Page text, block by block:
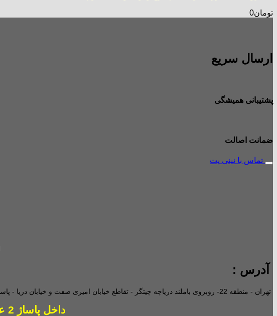
تومان0
ارسال سریع
پشتیبانی همیشگی
ضمانت اصالت
تماس با نینی پت
آدرس :
تهران - منطقه 22- روبروی باملند دریاچه چیتگر - تقاطع خیابان امیری صفت و خیابان دریا - پاساژ پارامیس -ورودی A تجاری -
داخل پاساژ 2 عدد پتشاپ هست به تابلو نینی پت توجه کنید